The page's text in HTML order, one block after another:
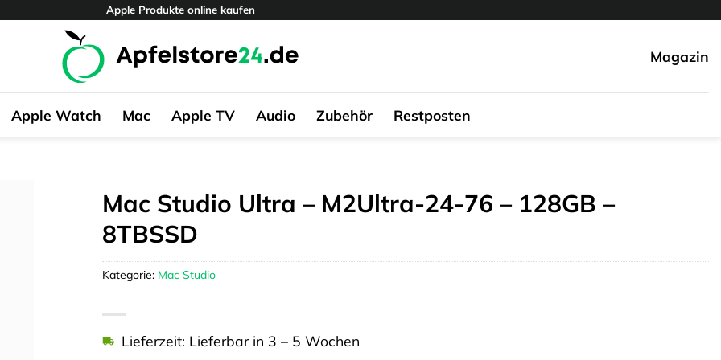
Apple Produkte online kaufen
Magazin
Apple Watch Mac Apple TV Audio Zubehör Restposten
Mac Studio Ultra – M2Ultra-24-76 – 128GB –
8TBSSD
Lieferzeit: Lieferbar in 3 – 5 Wochen
Kategorie: Mac Studio